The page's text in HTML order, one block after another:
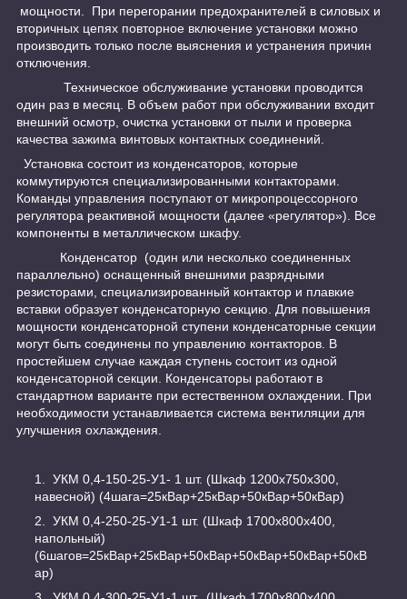
мощности. При перегорании предохранителей в силовых и
вторичных цепях повторное включение установки можно
производить только после выяснения и устранения причин
отключения.
Техническое обслуживание установки проводится
один раз в месяц. В объем работ при обслуживании входит
внешний осмотр, очистка установки от пыли и проверка
качества зажима винтовых контактных соединений.
Установка состоит из конденсаторов, которые
коммутируются специализированными контакторами.
Команды управления поступают от микропроцессорного
регулятора реактивной мощности (далее «регулятор»). Все
компоненты в металлическом шкафу.
Конденсатор (один или несколько соединенных
параллельно) оснащенный внешними разрядными
резисторами, специализированный контактор и плавкие
вставки образует конденсаторную секцию. Для повышения
мощности конденсаторной ступени конденсаторные секции
могут быть соединены по управлению контакторов. В
простейшем случае каждая ступень состоит из одной
конденсаторной секции. Конденсаторы работают в
стандартном варианте при естественном охлаждении. При
необходимости устанавливается система вентиляции для
улучшения охлаждения.
УКМ 0,4-150-25-У1- 1 шт. (Шкаф 1200х750х300,
навесной) (4шага=25кВар+25кВар+50кВар+50кВар)
УКМ 0,4-250-25-У1-1 шт. (Шкаф 1700х800х400,
напольный)
(6шагов=25кВар+25кВар+50кВар+50кВар+50кВар+50кВ
ар)